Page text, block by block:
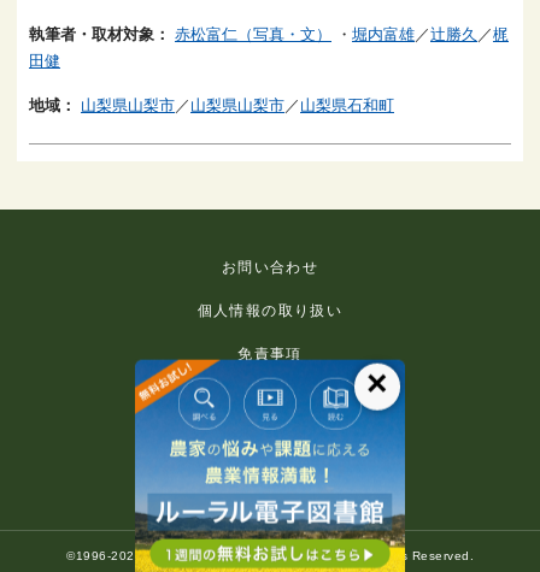
執筆者・取材対象： 赤松富仁（写真・文） ・ 堀内富雄 ／辻勝久 ／梶
田健
地域： 山梨県山梨市 ／ 山梨県山梨市 ／ 山梨県石和町
お問い合わせ
個人情報の取り扱い
免責事項
利用規約
推奨環境
著作権等について
©1996-2022 Rural Culture Association Japan. All Rights Reserved.
×